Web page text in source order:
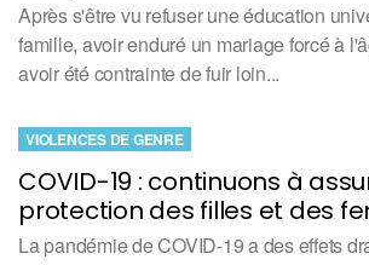
Après s'être vu refuser une éducation
famille, avoir enduré un mariage forcé à
avoir été contrainte de fuir loin...
COVID-19 : continuons à
protection des filles et des
VIOLENCES DE GENRE
La pandémie de COVID-19 a des effets